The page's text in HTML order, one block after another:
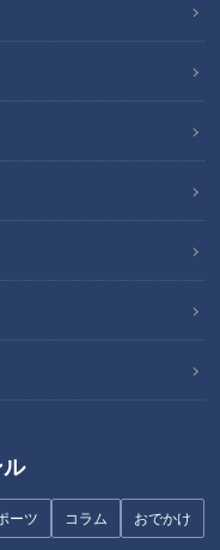
ーツ コラム おでかけ
が警鐘を鳴らすのどのト